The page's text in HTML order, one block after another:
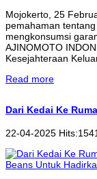
Mojokerto, 25
pemahaman
mengkonsumsi
AJINOMOTO
Kesejahteraan
Read more
Dari Kedai Ke
22-04-2025